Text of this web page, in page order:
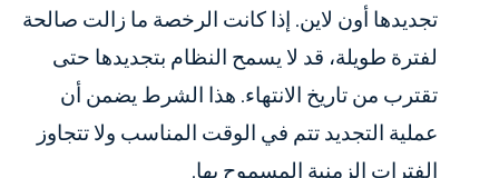
تجديدها أون لاين. إذا كانت الرخصة ما زالت صالحة
لفترة طويلة، قد لا يسمح النظام بتجديدها حتى
تقترب من تاريخ الانتهاء. هذا الشرط يضمن أن
عملية التجديد تتم في الوقت المناسب ولا تتجاوز
الفترات الزمنية المسموح بها.